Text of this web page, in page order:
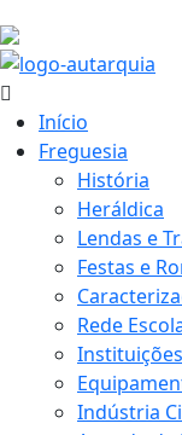
Início
Freguesia
História
Heráldica
Lendas e
Festas e
Rede
Indústria